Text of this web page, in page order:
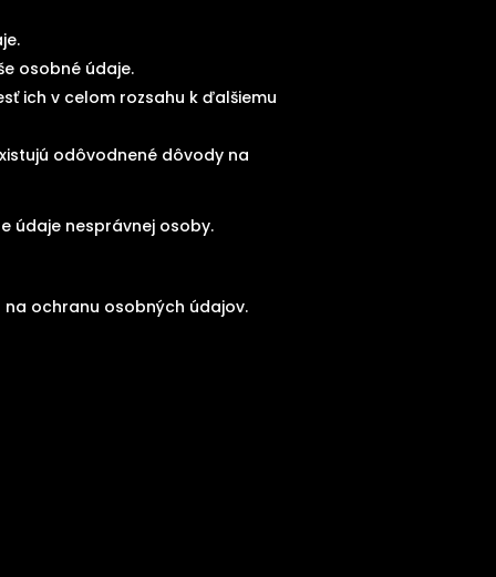
osobné údaje.
ich v celom rozsahu k ďalšiemu
odôvodnené dôvody na
údaje nesprávnej osoby.
ochranu osobných údajov.